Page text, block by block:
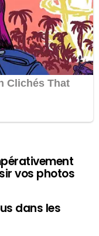
vos photos
dans les